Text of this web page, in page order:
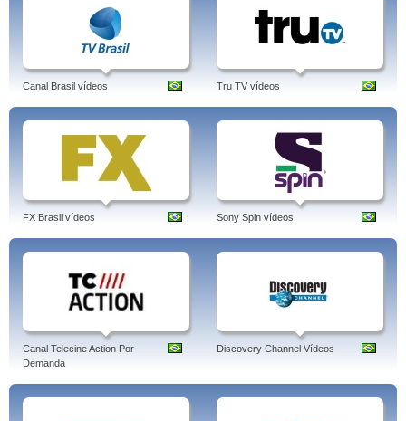
Canal Brasil vídeos Tru TV vídeos
FX Brasil vídeos Sony Spin vídeos
Canal Telecine Action Por
Demanda
Discovery Channel Vídeos